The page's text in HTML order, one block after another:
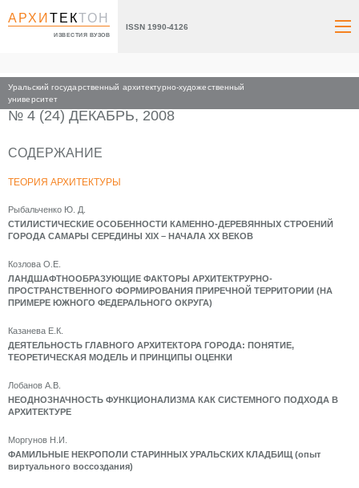
АРХИТЕКТОН
ИЗВЕСТИЯ ВУЗОВ
ISSN 1990-4126
Уральский государственный архитектурно-художественный
университет
Главная Архив номеров 2008
№ 4 (24) ДЕКАБРЬ, 2008
СОДЕРЖАНИЕ
ТЕОРИЯ АРХИТЕКТУРЫ
Рыбальченко Ю. Д.
СТИЛИСТИЧЕСКИЕ ОСОБЕННОСТИ КАМЕННО-ДЕРЕВЯННЫХ СТРОЕНИЙ
ГОРОДА САМАРЫ СЕРЕДИНЫ XIX – НАЧАЛА XX ВЕКОВ
Козлова О.Е.
ЛАНДШАФТНООБРАЗУЮЩИЕ ФАКТОРЫ АРХИТЕКТРУРНО-
ПРОСТРАНСТВЕННОГО ФОРМИРОВАНИЯ ПРИРЕЧНОЙ ТЕРРИТОРИИ (НА
ПРИМЕРЕ ЮЖНОГО ФЕДЕРАЛЬНОГО ОКРУГА)
Казанева Е.К.
ДЕЯТЕЛЬНОСТЬ ГЛАВНОГО АРХИТЕКТОРА ГОРОДА: ПОНЯТИЕ,
ТЕОРЕТИЧЕСКАЯ МОДЕЛЬ И ПРИНЦИПЫ ОЦЕНКИ
Лобанов А.В.
НЕОДНОЗНАЧНОСТЬ ФУНКЦИОНАЛИЗМА КАК СИСТЕМНОГО ПОДХОДА В
АРХИТЕКТУРЕ
Моргунов Н.И.
ФАМИЛЬНЫЕ НЕКРОПОЛИ СТАРИННЫХ УРАЛЬСКИХ КЛАДБИЩ (опыт
виртуального воссоздания)